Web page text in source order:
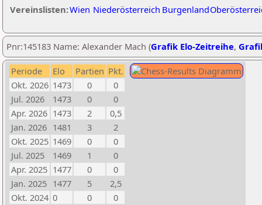
Vereinslisten:Wien Niederösterreich Burgenland
Pnr:145183 Name: Alexander Mach (Grafik Elo-Zeitreihe,
Periode Elo Partien Pkt.
Okt. 2026 1473 0
0
Jul. 2026
1473 0
0
Apr. 2026 1473 2
0,5
Jan. 2026 1481 3
2
Okt. 2025 1469 0
0
Jul. 2025
1469 1
0
Apr. 2025 1477 0
0
Jan. 2025 1477 5
2,5
Okt. 2024 0 0
0